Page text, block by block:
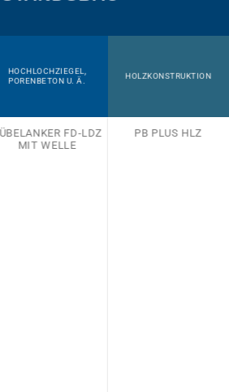
HOCHLOCHZIEGEL,
PORENBETON U. Ä.
HOLZKONSTRUKTION
FD-LDZ
MIT WELLE
PB PLUS HLZ